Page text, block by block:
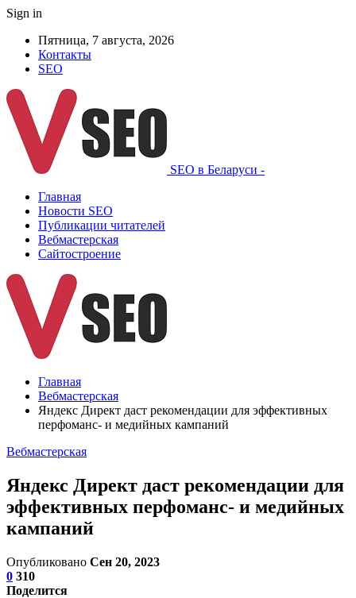
Sign in
Пятница, 7 августа, 2026
Контакты
SEO
SEO в Беларуси -
Главная
Новости SEO
Публикации читателей
Вебмастерская
Сайтостроение
Главная
Вебмастерская
Яндекс Директ даст рекомендации для эффективных
перфоманс- и медийных кампаний
Вебмастерская
Яндекс Директ даст рекомендации для
эффективных перфоманс- и медийных
кампаний
Опубликовано Сен 20, 2023
0 310
Поделится